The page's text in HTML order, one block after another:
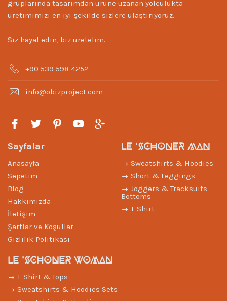
gruplarında tasarımdan ürüne uzanan yolculukta
üretimimizi en iyi şekilde sizlere ulaştırıyoruz.
Siz hayal edin, biz üretelim.
+90 539 598 4252
info@obizproject.com
Sayfalar
Anasayfa
Sepetim
Blog
Hakkımızda
İletişim
Şartlar ve Koşullar
Gizlilik Politikası
LE 'SCHONER MAN
Sweatshirts & Hoodies
Short & Leggings
Joggers & Tracksuits
Bottoms
T-Shirt
LE 'SCHONER WOMAN
T-Shirt & Tops
Sweatshirts & Hoodies Sets